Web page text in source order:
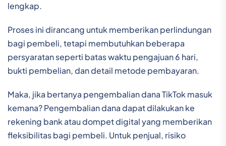
lengkap.
Proses ini dirancang untuk memberikan perlindungan
bagi pembeli, tetapi membutuhkan beberapa
persyaratan seperti batas waktu pengajuan 6 hari,
bukti pembelian, dan detail metode pembayaran.
Maka, jika bertanya pengembalian dana TikTok masuk
kemana? Pengembalian dana dapat dilakukan ke
rekening bank atau dompet digital yang memberikan
fleksibilitas bagi pembeli. Untuk penjual, risiko